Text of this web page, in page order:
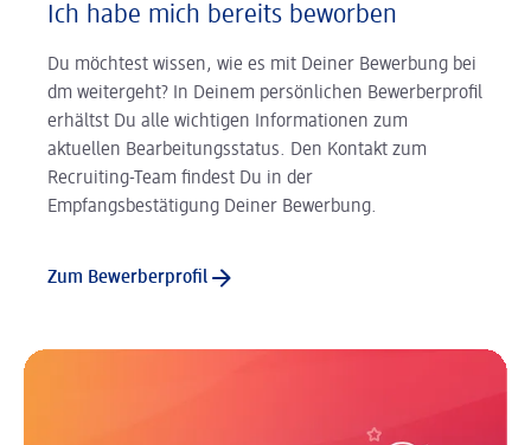
Ich habe mich bereits beworben
Du möchtest wissen, wie es mit Deiner Bewerbung bei
dm weitergeht? In Deinem persönlichen Bewerberprofil
erhältst Du alle wichtigen Informationen zum
aktuellen Bearbeitungsstatus. Den Kontakt zum
Recruiting-Team findest Du in der
Empfangsbestätigung Deiner Bewerbung.
Zum Bewerberprofil